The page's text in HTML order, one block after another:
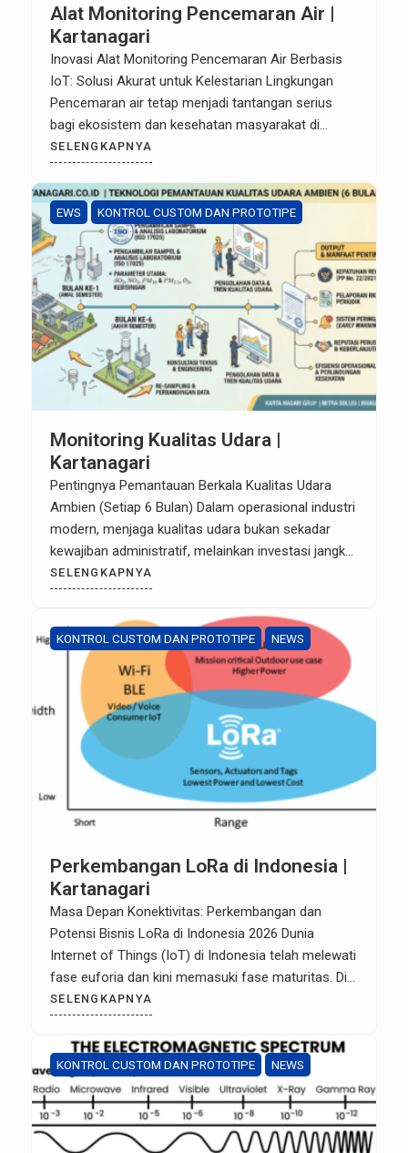
Alat Monitoring Pencemaran Air |
Kartanagari
Inovasi Alat Monitoring Pencemaran Air Berbasis
IoT: Solusi Akurat untuk Kelestarian Lingkungan
Pencemaran air tetap menjadi tantangan serius
bagi ekosistem dan kesehatan masyarakat di
Indonesia. Dengan meningkatnya aktivitas industri
dan urbanisasi, kebutuhan akan sistem
pemantauan yang tidak hanya akurat tetapi juga
bekerja secara real-time menjadi sangat krusial.
Pemantauan manual yang memakan waktu kini
mulai digantikan […]
SELENGKAPNYA
EWS KONTROL CUSTOM DAN PROTOTIPE
Monitoring Kualitas Udara |
Kartanagari
Pentingnya Pemantauan Berkala Kualitas Udara
Ambien (Setiap 6 Bulan) Dalam operasional industri
modern, menjaga kualitas udara bukan sekadar
kewajiban administratif, melainkan investasi jangka
panjang terhadap keberlanjutan ekosistem dan
kesehatan manusia. 6 Monthly Ambient Air Quality
Monitoring atau pemantauan kualitas udara ambien
setiap semester merupakan standar emas yang
ditetapkan oleh regulator untuk memastikan emisi
dari aktivitas […]
SELENGKAPNYA
KONTROL CUSTOM DAN PROTOTIPE NEWS
Perkembangan LoRa di Indonesia |
Kartanagari
Masa Depan Konektivitas: Perkembangan dan
Potensi Bisnis LoRa di Indonesia 2026 Dunia
Internet of Things (IoT) di Indonesia telah melewati
fase euforia dan kini memasuki fase maturitas. Di
tengah persaingan teknologi konektivitas, LoRa
(Long Range) muncul sebagai juara untuk solusi
jarak jauh berdaya rendah. Memasuki tahun 2026,
ekosistem LoRa di tanah air bukan lagi sekadar […]
SELENGKAPNYA
KONTROL CUSTOM DAN PROTOTIPE NEWS